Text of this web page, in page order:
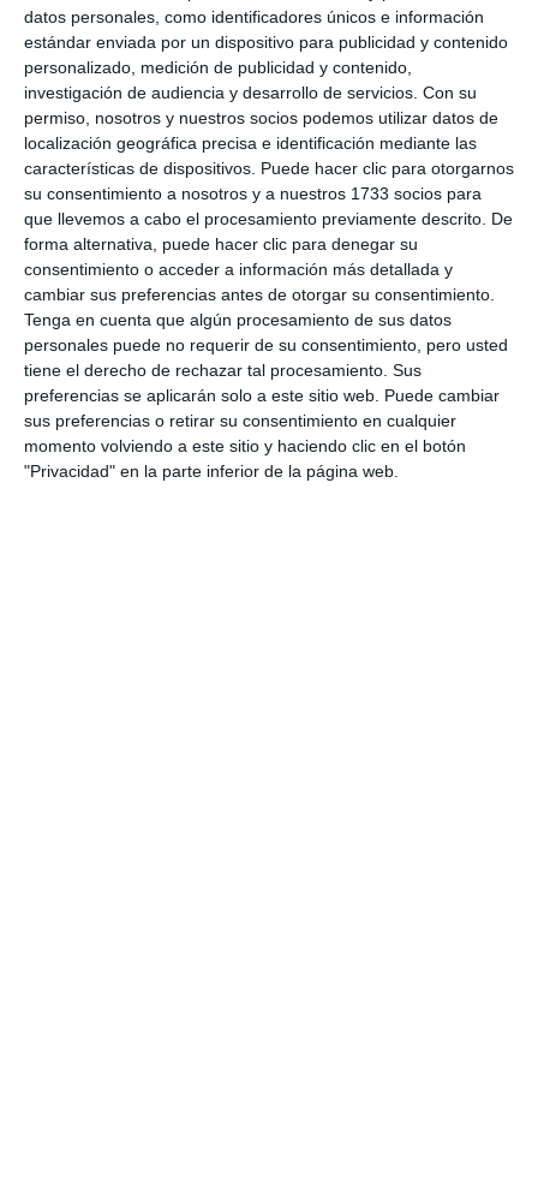
datos personales, como identificadores únicos e información
estándar enviada por un dispositivo para publicidad y contenido
personalizado, medición de publicidad y contenido,
investigación de audiencia y desarrollo de servicios. Con su
permiso, nosotros y nuestros socios podemos utilizar datos de
localización geográfica precisa e identificación mediante las
características de dispositivos. Puede hacer clic para otorgarnos
su consentimiento a nosotros y a nuestros 1733 socios para
que llevemos a cabo el procesamiento previamente descrito. De
forma alternativa, puede hacer clic para denegar su
consentimiento o acceder a información más detallada y
cambiar sus preferencias antes de otorgar su consentimiento.
Tenga en cuenta que algún procesamiento de sus datos
personales puede no requerir de su consentimiento, pero usted
tiene el derecho de rechazar tal procesamiento. Sus
preferencias se aplicarán solo a este sitio web. Puede cambiar
sus preferencias o retirar su consentimiento en cualquier
momento volviendo a este sitio y haciendo clic en el botón
"Privacidad" en la parte inferior de la página web.